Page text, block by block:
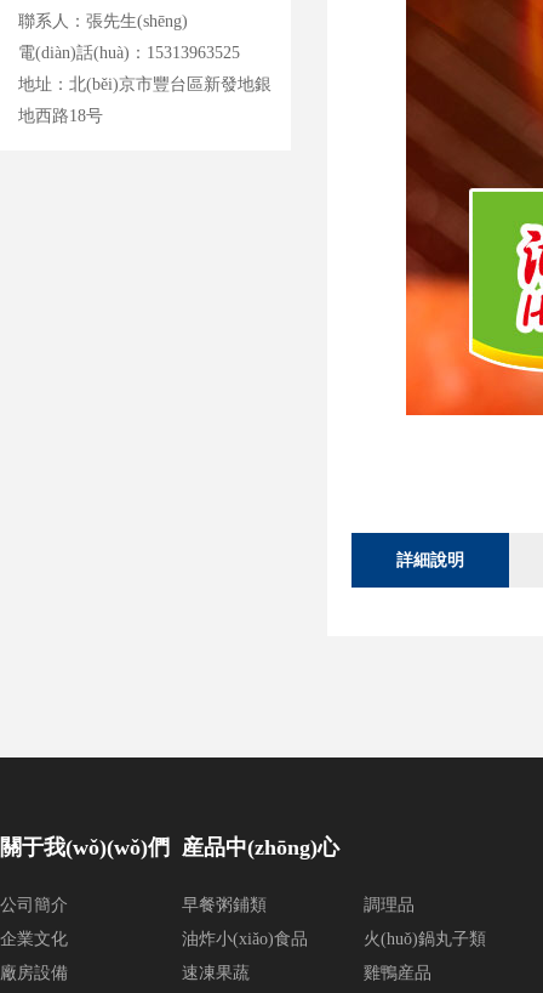
聯系人：張先生(shēng)
電(diàn)話(huà)：15313963525
地址：北(běi)京市豐台區新發地銀
地西路18号
詳細說明
關于我(wǒ)(wǒ)們
公司簡介
企業文化
廠房設備
産品中(zhōng)心
早餐粥鋪類
調理品
油炸小(xiǎo)食品
火(huǒ)鍋丸子類
速凍果蔬
雞鴨産品